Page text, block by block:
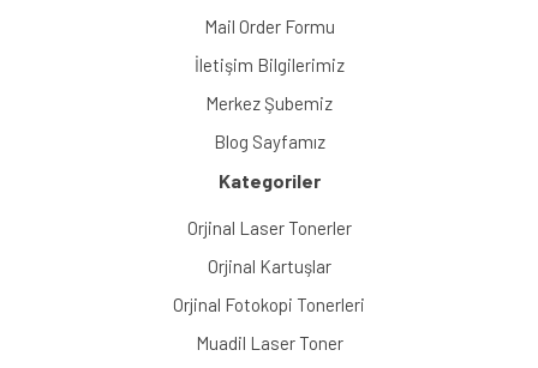
Mail Order Formu
İletişim Bilgilerimiz
Merkez Şubemiz
Blog Sayfamız
Kategoriler
Orjinal Laser Tonerler
Orjinal Kartuşlar
Orjinal Fotokopi Tonerleri
Muadil Laser Toner